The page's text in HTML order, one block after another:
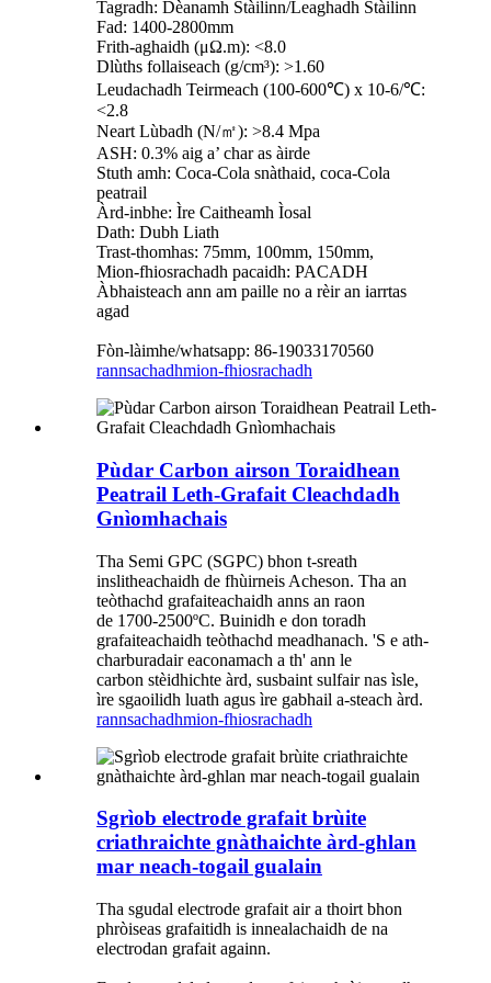
Tagradh: Dèanamh Stàilinn/Leaghadh Stàilinn
Fad: 1400-2800mm
Frith-aghaidh (μΩ.m): <8.0
Dlùths follaiseach (g/cm³): >1.60
Leudachadh Teirmeach (100-600℃) x 10-6/℃:
<2.8
Neart Lùbadh (N/㎡): >8.4 Mpa
ASH: 0.3% aig a’ char as àirde
Stuth amh: Coca-Cola snàthaid, coca-Cola
peatrail
Àrd-inbhe: Ìre Caitheamh Ìosal
Dath: Dubh Liath
Trast-thomhas: 75mm, 100mm, 150mm,
Mion-fhiosrachadh pacaidh: PACADH
Àbhaisteach ann am paille no a rèir an iarrtas
agad
Fòn-làimhe/whatsapp: 86-19033170560
rannsachadhmion-fhiosrachadh
Pùdar Carbon airson Toraidhean
Peatrail Leth-Grafait Cleachdadh
Gnìomhachais
Tha Semi GPC (SGPC) bhon t-sreath
inslitheachaidh de fhùirneis Acheson. Tha an
teòthachd grafaiteachaidh anns an raon
de 1700-2500ºC. Buinidh e don toradh
grafaiteachaidh teòthachd meadhanach. 'S e ath-
charburadair eaconamach a th' ann le
carbon stèidhichte àrd, susbaint sulfair nas ìsle,
ìre sgaoilidh luath agus ìre gabhail a-steach àrd.
rannsachadhmion-fhiosrachadh
Sgrìob electrode grafait brùite
criathraichte gnàthaichte àrd-ghlan
mar neach-togail gualain
Tha sgudal electrode grafait air a thoirt bhon
phròiseas grafaitidh is innealachaidh de na
electrodan grafait againn.